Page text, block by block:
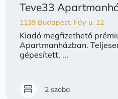
Teve33
1139 Budapest, Fáy u. 12
Kiadó megfizethető
Apartmanházban.
gépesített, ...
2 szoba